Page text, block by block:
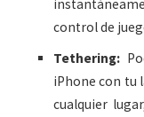
control de
Tethering:
iPhone con tu
cualquier